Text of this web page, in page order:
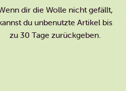
dir die Wolle nicht gefällt,
du unbenutzte Artikel bis
zu 30 Tage zurückgeben.